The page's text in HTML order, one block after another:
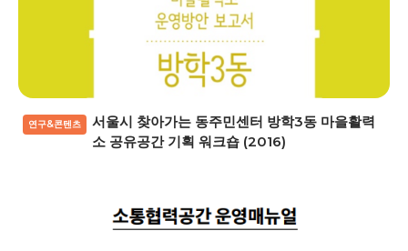
연구&콘텐츠
서울시 찾아가는 동주민센터 방학3동 마을활력
소 공유공간 기획 워크숍 (2016)